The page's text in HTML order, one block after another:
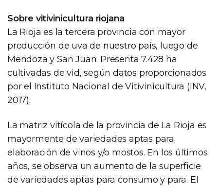
Sobre vitivinicultura riojana
La Rioja es la tercera provincia con mayor
producción de uva de nuestro país, luego de
Mendoza y San Juan. Presenta 7.428 ha
cultivadas de vid, según datos proporcionados
por el Instituto Nacional de Vitivinicultura (INV,
2017).
La matriz vitícola de la provincia de La Rioja es
mayormente de variedades aptas para
elaboración de vinos y/o mostos. En los últimos
años, se observa un aumento de la superficie
de variedades aptas para consumo y para. El